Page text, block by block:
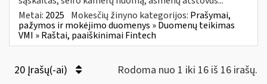
Metai: 2025 Mokesčių žinyno kategorijos: Prašymai,
pažymos ir mokėjimo duomenys » Duomenų teikimas
VMI » Raštai, paaiškinimai Fintech
20 Įrašų(-ai) Rodoma nuo 1 iki 16 iš 16 irašų.